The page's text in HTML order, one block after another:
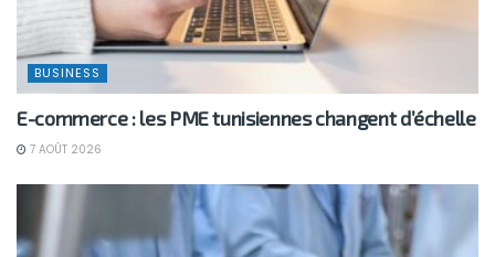
BUSINESS
E-commerce : les PME tunisiennes changent d’échelle
7 AOÛT 2026